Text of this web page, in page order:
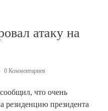
атаку на
0 Комментариев
что очень
резиденцию президента